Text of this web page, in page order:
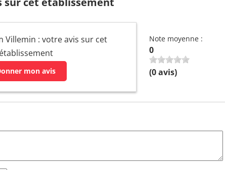
Villemin : votre avis sur cet
établissement
mon avis
Note moyenne :
0
(0avis)